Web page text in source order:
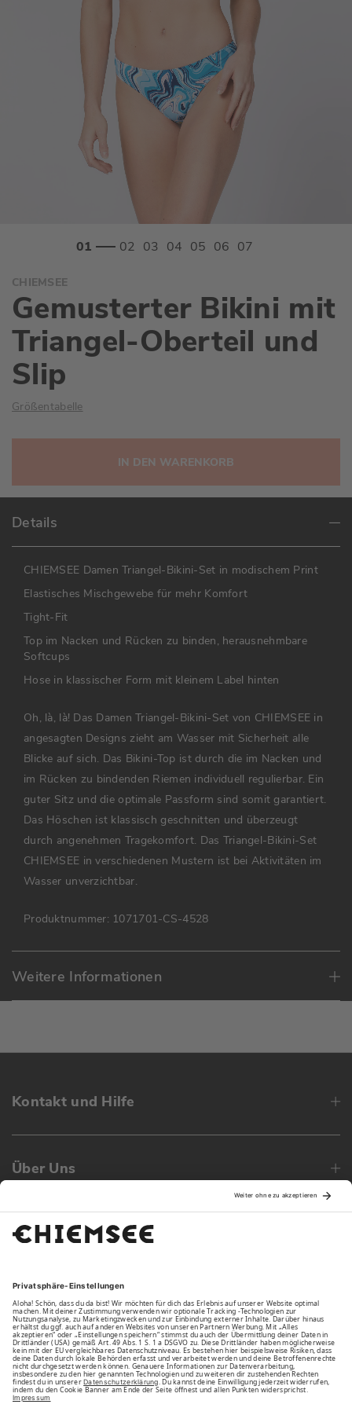
Anfang
der
Bildgalerie
springen
CHIEMSEE
Gemusterter Bikini mit
Triangel-Oberteil und
Slip
Größentabelle
IN DEN WARENKORB
Details
CHIEMSEE Damen Triangel-Bikini-Set in modischem Print
Elastisches Mischgewebe für mehr Komfort
Tight-Fit
Top im Nacken und Rücken zu binden, herausnehmbare
Softcups
Hose in klassischer Form mit kleinem Label hinten
Oh, là, là! Das Damen Triangel-Bikini-Set von CHIEMSEE in
angesagten Designs zieht am Wasser mit Sicherheit alle
Blicke auf sich. Das Bikini-Top ist durch die im Nacken und
im Rücken zu bindenden Riemen individuell regulierbar. Ein
guter Sitz und die optimale Passform sind somit garantiert.
Das Höschen ist klassisch geschnitten und überzeugt
durch angenehmen Tragekomfort. Das Triangel-Bikini-Set
CHIEMSEE in verschiedenen Mustern ist bei Aktivitäten im
Wasser unverzichtbar.
Produktnummer: 1071701-CS-4528
Weitere Informationen
Kontakt und Hilfe
Über Uns
Family
Unsere Vorteile
Unsere Partner